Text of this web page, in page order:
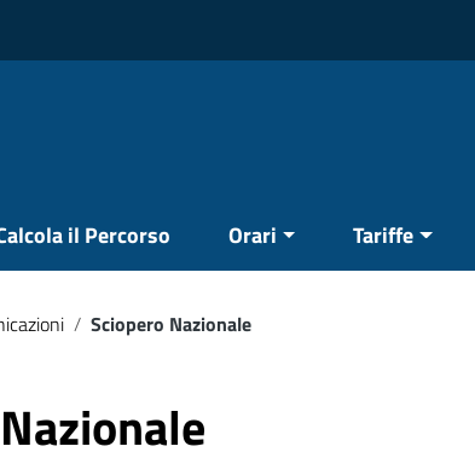
il Percorso Orari Tariffe
/ Sciopero Nazionale